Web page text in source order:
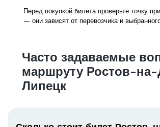
Перед покупкой билета проверьте точку
— они зависят от перевозчика и
Часто задаваемые
маршруту Ростов-
Липецк